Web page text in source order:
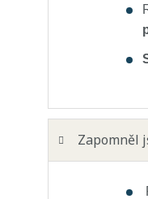
Zapomněl